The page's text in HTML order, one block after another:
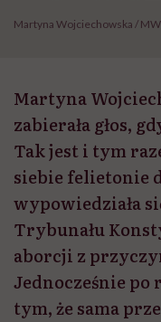
Martyna Wojciechowska /
Martyna
zabierała głos,
Tak jest i tym
siebie felietonie
wypowiedziała
Trybunału
aborcji z
Jednocześnie po
tym, że sama